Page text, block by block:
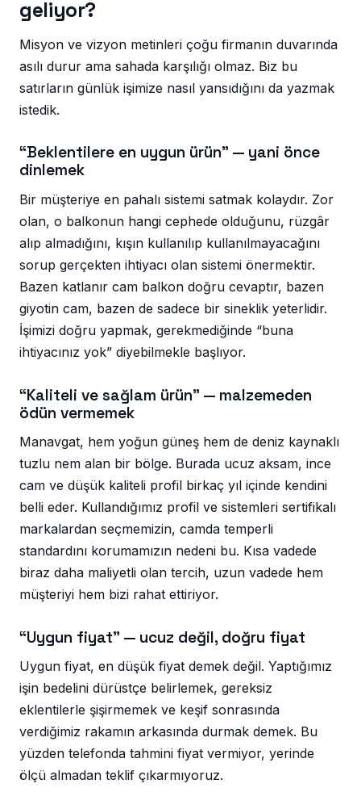
geliyor?
Misyon ve vizyon metinleri çoğu firmanın duvarında
asılı durur ama sahada karşılığı olmaz. Biz bu
satırların günlük işimize nasıl yansıdığını da yazmak
istedik.
“Beklentilere en uygun ürün” — yani önce
dinlemek
Bir müşteriye en pahalı sistemi satmak kolaydır. Zor
olan, o balkonun hangi cephede olduğunu, rüzgâr
alıp almadığını, kışın kullanılıp kullanılmayacağını
sorup gerçekten ihtiyacı olan sistemi önermektir.
Bazen katlanır cam balkon doğru cevaptır, bazen
giyotin cam, bazen de sadece bir sineklik yeterlidir.
İşimizi doğru yapmak, gerekmediğinde “buna
ihtiyacınız yok” diyebilmekle başlıyor.
“Kaliteli ve sağlam ürün” — malzemeden
ödün vermemek
Manavgat, hem yoğun güneş hem de deniz kaynaklı
tuzlu nem alan bir bölge. Burada ucuz aksam, ince
cam ve düşük kaliteli profil birkaç yıl içinde kendini
belli eder. Kullandığımız profil ve sistemleri sertifikalı
markalardan seçmemizin, camda temperli
standardını korumamızın nedeni bu. Kısa vadede
biraz daha maliyetli olan tercih, uzun vadede hem
müşteriyi hem bizi rahat ettiriyor.
“Uygun fiyat” — ucuz değil, doğru fiyat
Uygun fiyat, en düşük fiyat demek değil. Yaptığımız
işin bedelini dürüstçe belirlemek, gereksiz
eklentilerle şişirmemek ve keşif sonrasında
verdiğimiz rakamın arkasında durmak demek. Bu
yüzden telefonda tahmini fiyat vermiyor, yerinde
ölçü almadan teklif çıkarmıyoruz.